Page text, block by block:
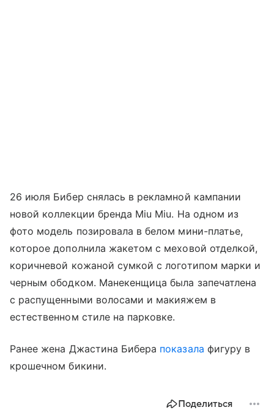
26 июля Бибер снялась в рекламной кампании
новой коллекции бренда Miu Miu. На одном из
фото модель позировала в белом мини-платье,
которое дополнила жакетом с меховой отделкой,
коричневой кожаной сумкой с логотипом марки и
черным ободком. Манекенщица была запечатлена
с распущенными волосами и макияжем в
естественном стиле на парковке.
Ранее жена Джастина Бибера показала фигуру в
крошечном бикини.
Поделиться